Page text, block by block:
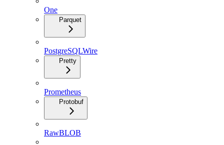
One
Parquet
PostgreSQLWire
Pretty
Prometheus
Protobuf
RawBLOB